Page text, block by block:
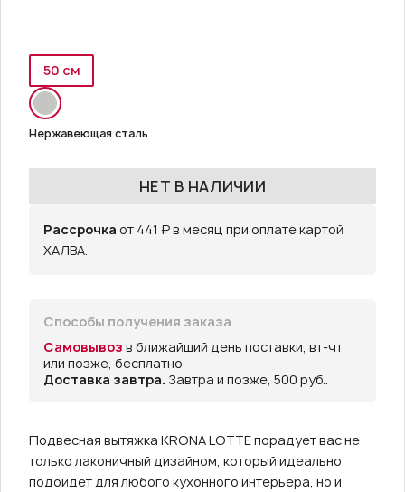
50 см
Нержавеющая сталь
НЕТ В НАЛИЧИИ
Рассрочка от 441 ₽ в месяц при оплате картой
ХАЛВА.
Способы получения заказа
Самовывоз в ближайший день поставки, вт-чт
или позже, бесплатно
Доставка завтра. Завтра и позже, 500 руб..
Подвесная вытяжка KRONA LOTTE порадует вас не
только лаконичный дизайном, который идеально
подойдет для любого кухонного интерьера, но и